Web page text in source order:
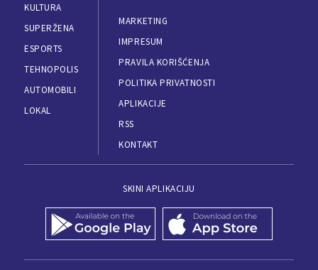
KULTURA
SUPERŽENA
ESPORTS
TEHNOPOLIS
AUTOMOBILI
LOKAL
MARKETING
IMPRESUM
PRAVILA KORIŠĆENJA
POLITIKA PRIVATNOSTI
APLIKACIJE
RSS
KONTAKT
SKINI APLIKACIJU